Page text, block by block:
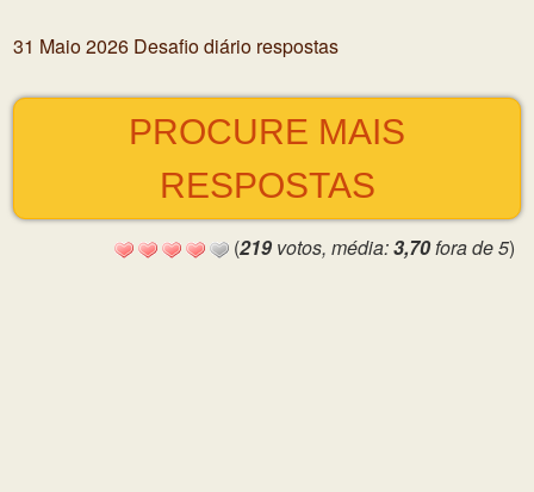
31 Maio 2026 Desafio diário respostas
PROCURE MAIS
RESPOSTAS
(219 votos, média:3,70fora de 5)